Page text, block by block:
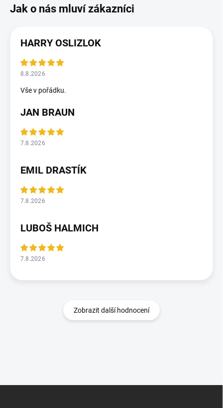
HARRY OSLIZLOK
8.8.2026
Vše v pořádku.
JAN BRAUN
7.8.2026
EMIL DRASTÍK
7.8.2026
LUBOŠ HALMICH
7.8.2026
Zobrazit další hodnocení